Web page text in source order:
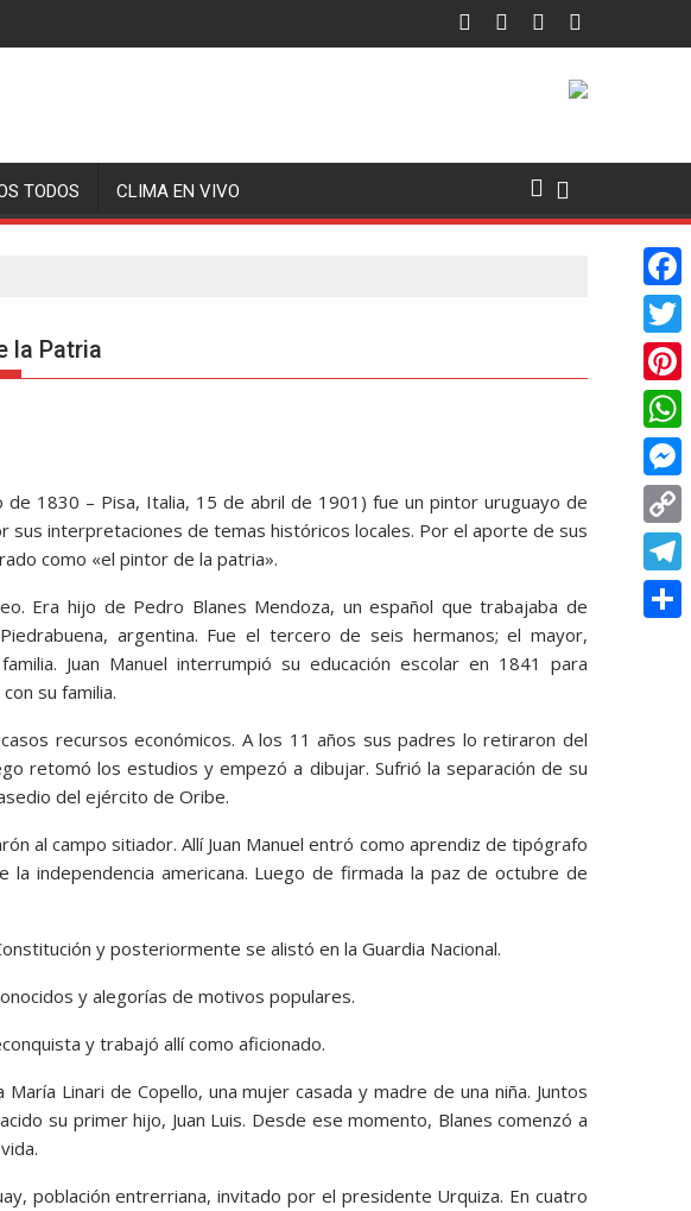
TODOS CLIMA EN VIVO
la Patria
de 1830 – Pisa, Italia, 15 de abril de 1901) fue un pintor uruguayo de
sus interpretaciones de temas históricos locales. Por el aporte de sus
como «el pintor de la patria».
Era hijo de Pedro Blanes Mendoza, un español que trabajaba de
argentina. Fue el tercero de seis hermanos; el mayor,
Juan Manuel interrumpió su educación escolar en 1841 para
su familia.
recursos económicos. A los 11 años sus padres lo retiraron del
retomó los estudios y empezó a dibujar. Sufrió la separación de su
del ejército de Oribe.
al campo sitiador. Allí Juan Manuel entró como aprendiz de tipógrafo
independencia americana. Luego de firmada la paz de octubre de
y posteriormente se alistó en la Guardia Nacional.
y alegorías de motivos populares.
y trabajó allí como aficionado.
Linari de Copello, una mujer casada y madre de una niña. Juntos
su primer hijo, Juan Luis. Desde ese momento, Blanes comenzó a
población entrerriana, invitado por el presidente Urquiza. En cuatro
F
a
c
e
b
o
o
k
T
w
i
t
t
e
r
P
i
n
t
e
r
W
h
a
t
s
M
e
s
s
C
o
p
T